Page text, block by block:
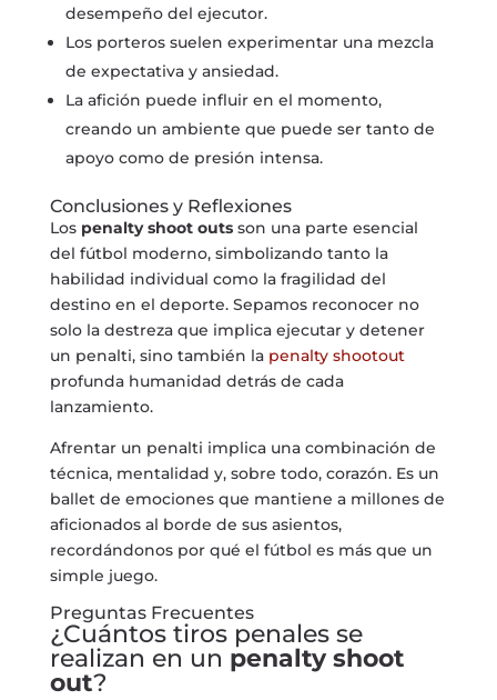
desempeño del ejecutor.
Los porteros suelen experimentar una mezcla
de expectativa y ansiedad.
La afición puede influir en el momento,
creando un ambiente que puede ser tanto de
apoyo como de presión intensa.
Conclusiones y Reflexiones
Los penalty shoot outsson una parte esencial
del fútbol moderno, simbolizando tanto la
habilidad individual como la fragilidad del
destino en el deporte. Sepamos reconocer no
solo la destreza que implica ejecutar y detener
un penalti, sino también la penalty shootout
profunda humanidad detrás de cada
lanzamiento.
Afrentar un penalti implica una combinación de
técnica, mentalidad y, sobre todo, corazón. Es un
ballet de emociones que mantiene a millones de
aficionados al borde de sus asientos,
recordándonos por qué el fútbol es más que un
simple juego.
Preguntas Frecuentes
¿Cuántos tiros penales se
realizan en un penalty shoot
out?